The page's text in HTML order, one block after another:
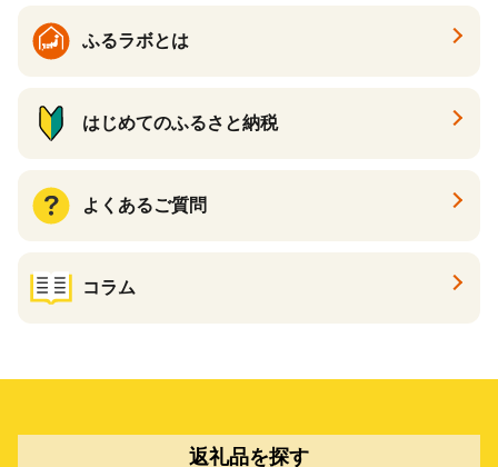
ふるラボとは
はじめてのふるさと納税
よくあるご質問
コラム
返礼品を探す